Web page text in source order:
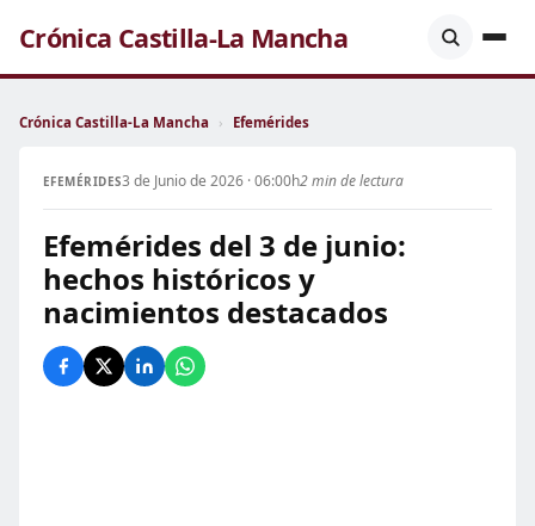
Crónica Castilla-La Mancha
Crónica Castilla-La Mancha › Efemérides
EFEMÉRIDES3 de Junio de 2026 · 06:00h2 min de lectura
Efemérides del 3 de junio:
hechos históricos y
nacimientos destacados